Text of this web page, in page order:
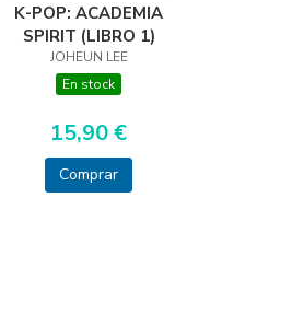
K-POP: ACADEMIA
SPIRIT (LIBRO 1)
JOHEUN LEE
En stock
15,90 €
Comprar